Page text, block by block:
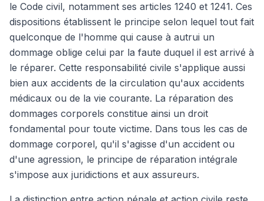
le Code civil, notamment ses articles 1240 et 1241. Ces
dispositions établissent le principe selon lequel tout fait
quelconque de l'homme qui cause à autrui un
dommage oblige celui par la faute duquel il est arrivé à
le réparer. Cette responsabilité civile s'applique aussi
bien aux accidents de la circulation qu'aux accidents
médicaux ou de la vie courante. La réparation des
dommages corporels constitue ainsi un droit
fondamental pour toute victime. Dans tous les cas de
dommage corporel, qu'il s'agisse d'un accident ou
d'une agression, le principe de réparation intégrale
s'impose aux juridictions et aux assureurs.